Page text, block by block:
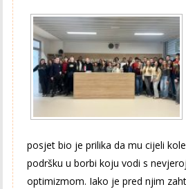
posjet bio je prilika da mu cijeli
podršku u borbi koju vodi s
optimizmom. Iako je pred njim